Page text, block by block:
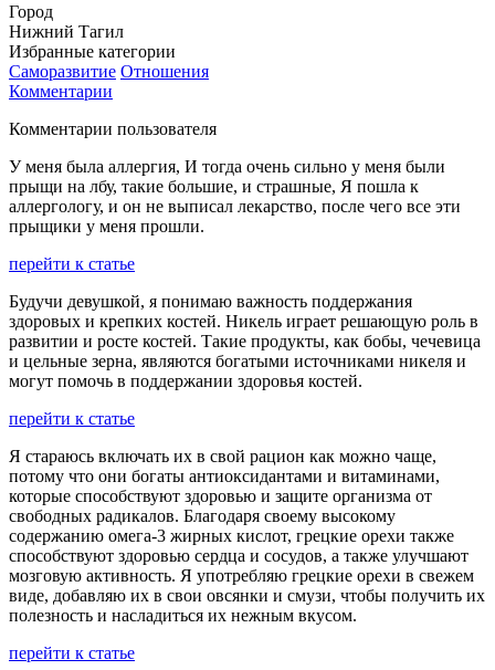
Город
Нижний Тагил
Избранные категории
Саморазвитие Отношения
Комментарии
Комментарии пользователя
У меня была аллергия, И тогда очень сильно у меня были
прыщи на лбу, такие большие, и страшные, Я пошла к
аллергологу, и он не выписал лекарство, после чего все эти
прыщики у меня прошли.
перейти к статье
Будучи девушкой, я понимаю важность поддержания
здоровых и крепких костей. Никель играет решающую роль в
развитии и росте костей. Такие продукты, как бобы, чечевица
и цельные зерна, являются богатыми источниками никеля и
могут помочь в поддержании здоровья костей.
перейти к статье
Я стараюсь включать их в свой рацион как можно чаще,
потому что они богаты антиоксидантами и витаминами,
которые способствуют здоровью и защите организма от
свободных радикалов. Благодаря своему высокому
содержанию омега-3 жирных кислот, грецкие орехи также
способствуют здоровью сердца и сосудов, а также улучшают
мозговую активность. Я употребляю грецкие орехи в свежем
виде, добавляю их в свои овсянки и смузи, чтобы получить их
полезность и насладиться их нежным вкусом.
перейти к статье